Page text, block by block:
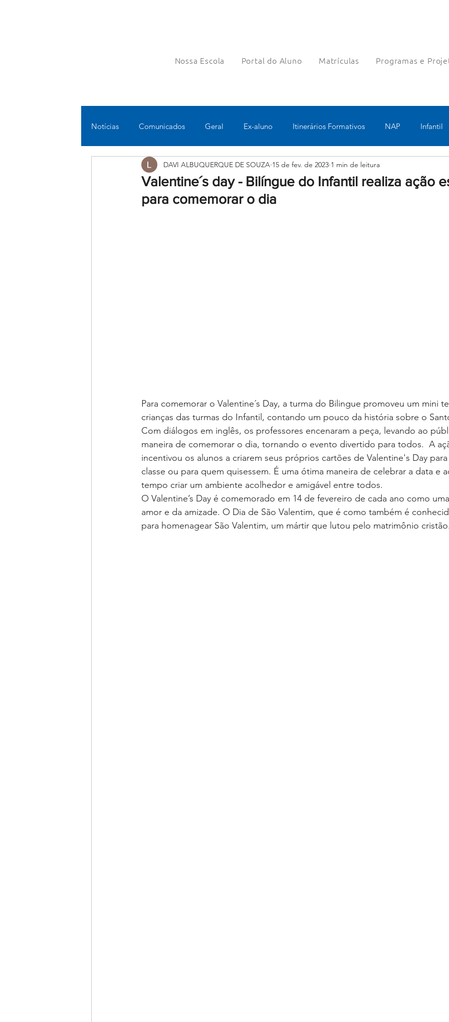
Nossa Escola Portal do Aluno Matrículas Programas e
Notícias Comunicados Geral Ex-aluno Itinerários Formativos NAP Infantil
Fundamental II Ensino Médio Pastoral Esportes Turno Integral
Educomunicação Bilíngue Robótica
Valentine´s day - Bilíngue do Infantil realiza ação
para comemorar o dia
DAVI ALBUQUERQUE DE SOUZA 15 de fev. de 2023 1 min de leitura
Para comemorar o Valentine´s Day, a turma do Bilingue promoveu um mini
crianças das turmas do Infantil, contando um pouco da história sobre o
Com diálogos em inglês, os professores encenaram a peça, levando ao
maneira de comemorar o dia, tornando o evento divertido para todos.  A
incentivou os alunos a criarem seus próprios cartões de Valentine's Day
classe ou para quem quisessem. É uma ótima maneira de celebrar a data e
tempo criar um ambiente acolhedor e amigável entre todos.
O Valentine’s Day é comemorado em 14 de fevereiro de cada ano como
amor e da amizade. O Dia de São Valentim, que é como também é
para homenagear São Valentim, um mártir que lutou pelo matrimônio cristão.